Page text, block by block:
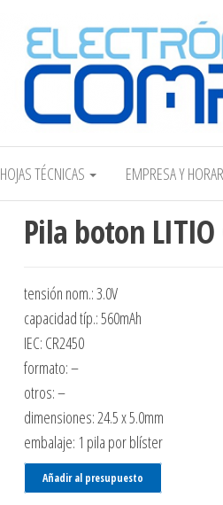
HOJAS TÉCNICAS EMPRESA Y
Pila boton LITIO
tensión nom.: 3.0V
capacidad típ.: 560mAh
IEC: CR2450
formato: –
otros: –
dimensiones: 24.5 x 5.0mm
embalaje: 1 pila por blíster
Añadir al presupuesto